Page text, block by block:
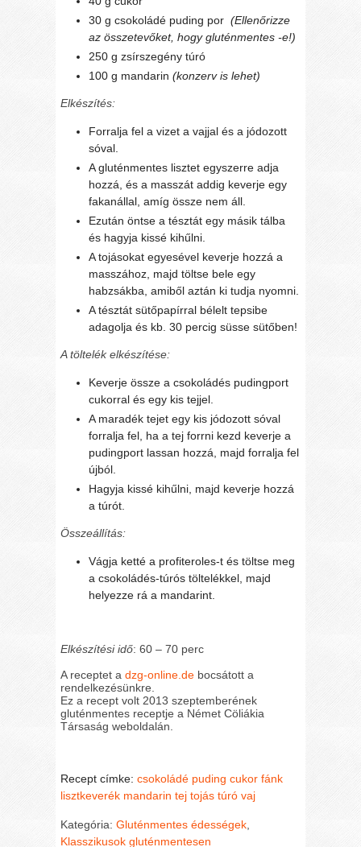
30 g csokoládé puding por(Ellenőrizze
az összetevőket, hogy gluténmentes -e!)
250 g zsírszegény túró
100 g mandarin (konzerv is lehet)
Elkészítés:
Forralja fel a vizet a vajjal és a jódozott
sóval.
A gluténmentes lisztet egyszerre adja
hozzá, és a masszát addig keverje egy
fakanállal, amíg össze nem áll.
Ezután öntse a tésztát egy másik tálba
és hagyja kissé kihűlni.
A tojásokat egyesével keverje hozzá a
masszához, majd töltse bele egy
habzsákba, amiből aztán ki tudja nyomni.
A tésztát sütőpapírral bélelt tepsibe
adagolja és kb. 30 percig süsse sütőben!
A töltelék elkészítése:
Keverje össze a csokoládés pudingport
cukorral és egy kis tejjel.
A maradék tejet egy kis jódozott sóval
forralja fel, ha a tej forrni kezd keverje a
pudingport lassan hozzá, majd forralja fel
újból.
Hagyja kissé kihűlni, majd keverje hozzá
a túrót.
Összeállítás:
Vágja ketté a profiteroles-t és töltse meg
a csokoládés-túrós töltelékkel, majd
helyezze rá a mandarint.
Elkészítési idő: 60 – 70 perc
A receptet adzg-online.de bocsátott a
rendelkezésünkre.
Ez a recept volt 2013 szeptemberének
gluténmentes receptje a Német Cöliákia
Társaság weboldalán.
Recept címke:csokoládé puding cukor fánk
lisztkeverék mandarin tej tojás túró vaj
Kategória:Gluténmentes édességek
Klasszikusok gluténmentesen